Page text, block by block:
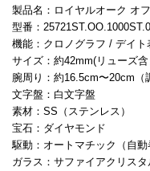
製品名：ロイヤルオーク オ
型番：
機能：クロノグラフ / デイト
サイズ：約42mm(リューズ
腕周り：約16.5cm〜20cm（
文字盤：白文字盤
素材：SS（ステンレス）
宝石：ダイヤモンド
駆動：オートマチック（自動
ガラス：サファイアクリスタ